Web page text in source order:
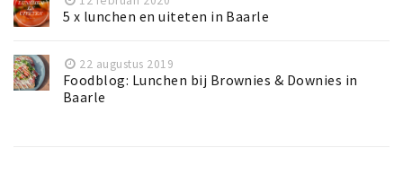
5 x lunchen en uiteten in Baarle
22 augustus 2019
Foodblog: Lunchen bij Brownies & Downies in
Baarle